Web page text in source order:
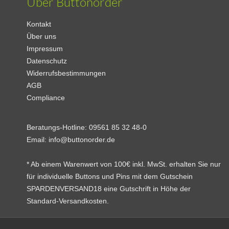
Kontakt
Über uns
Impressum
Datenschutz
Widerrufsbestimmungen
AGB
Compliance
Beratungs-Hotline:09561 85 32 48-0
Email: info@buttonorder.de
* Ab einem Warenwert von 100€ inkl. MwSt. erhalten Sie nur
für individuelle Buttons und Pins mit dem Gutschein
SPARDENVERSAND18 eine Gutschrift in Höhe der
Standard-Versandkosten.